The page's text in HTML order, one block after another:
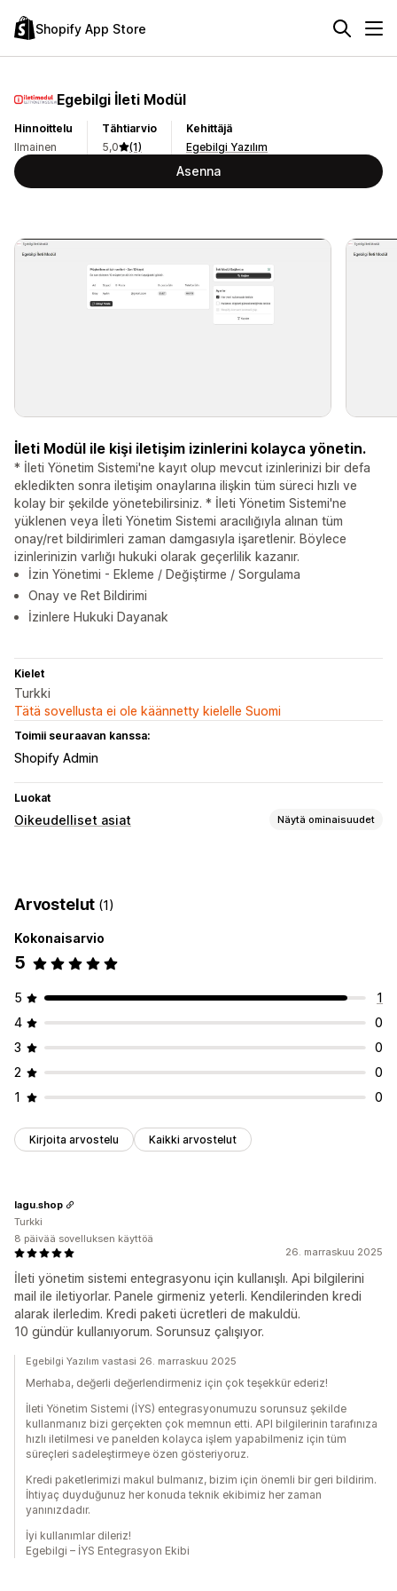
Shopify App Store
Egebilgi İleti Modül
Hinnoittelu
Ilmainen
Tähtiarvio
5,0
(1)
Kehittäjä
Egebilgi Yazılım
Asenna
İleti Modül ile kişi iletişim izinlerini kolayca yönetin.
* İleti Yönetim Sistemi'ne kayıt olup mevcut izinlerinizi bir defa
ekledikten sonra iletişim onaylarına ilişkin tüm süreci hızlı ve
kolay bir şekilde yönetebilirsiniz. * İleti Yönetim Sistemi'ne
yüklenen veya İleti Yönetim Sistemi aracılığıyla alınan tüm
onay/ret bildirimleri zaman damgasıyla işaretlenir. Böylece
izinlerinizin varlığı hukuki olarak geçerlilik kazanır.
İzin Yönetimi - Ekleme / Değiştirme / Sorgulama
Onay ve Ret Bildirimi
İzinlere Hukuki Dayanak
Kielet
Turkki
Tätä sovellusta ei ole käännetty kielelle Suomi
Toimii seuraavan kanssa:
Shopify Admin
Luokat
Oikeudelliset asiat Näytä ominaisuudet
Arvostelut (1)
Kokonaisarvio
5
5
1
4
0
3
0
2
0
1
0
Kirjoita arvostelu Kaikki arvostelut
26. marraskuu 2025
İleti yönetim sistemi entegrasyonu için kullanışlı. Api bilgilerini
mail ile iletiyorlar. Panele girmeniz yeterli. Kendilerinden kredi
alarak ilerledim. Kredi paketi ücretleri de makuldü.
10 gündür kullanıyorum. Sorunsuz çalışıyor.
lagu.shop
Turkki
8 päivää sovelluksen käyttöä
Egebilgi Yazılım vastasi 26. marraskuu 2025
Merhaba, değerli değerlendirmeniz için çok teşekkür ederiz!
İleti Yönetim Sistemi (İYS) entegrasyonumuzu sorunsuz şekilde
kullanmanız bizi gerçekten çok memnun etti. API bilgilerinin tarafınıza
hızlı iletilmesi ve panelden kolayca işlem yapabilmeniz için tüm
süreçleri sadeleştirmeye özen gösteriyoruz.
Kredi paketlerimizi makul bulmanız, bizim için önemli bir geri bildirim.
İhtiyaç duyduğunuz her konuda teknik ekibimiz her zaman
yanınızdadır.
İyi kullanımlar dileriz!
Egebilgi – İYS Entegrasyon Ekibi